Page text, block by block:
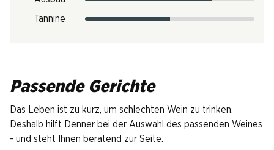
Tannine
Passende Gerichte
Das Leben ist zu kurz, um schlechten Wein zu trinken.
Deshalb hilft Denner bei der Auswahl des passenden Weines
- und steht Ihnen beratend zur Seite.